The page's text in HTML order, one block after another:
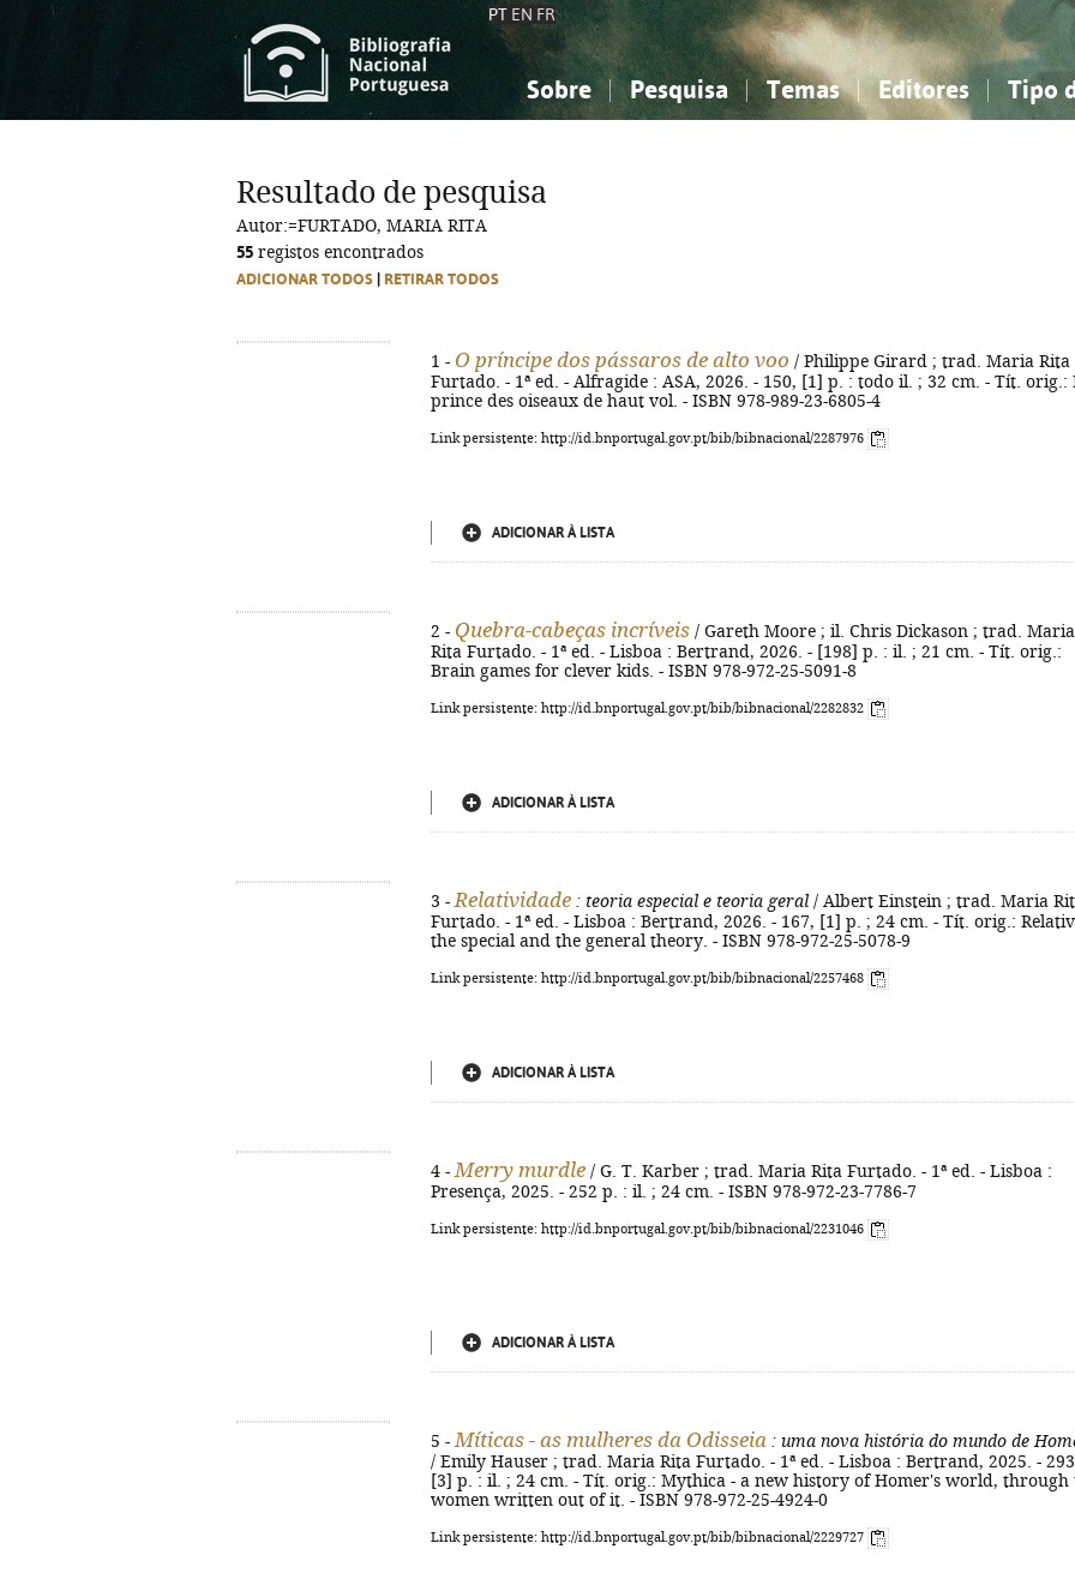
PT EN FR
Sobre Pesquisa Temas
Ciências sociais...
Editores Tipo
Ciências sociais...
Resultado de pesquisa
Autor:=FURTADO, MARIA RITA
55 registos encontrados
ADICIONAR TODOS RETIRAR TODOS
1 - O príncipe dos pássaros de alto voo / Philippe Girard ; trad. Maria Rita
Furtado. - 1ª ed. - Alfragide : ASA, 2026. - 150, [1] p. : todo il. ; 32 cm. - Tít. orig.:
prince des oiseaux de haut vol. - ISBN 978-989-23-6805-4
Link persistente: http://id.bnportugal.gov.pt/bib/bibnacional/2287976
ADICIONAR À LISTA
2 - Quebra-cabeças incríveis / Gareth Moore ; il. Chris Dickason ; trad. Maria
Rita Furtado. - 1ª ed. - Lisboa : Bertrand, 2026. - [198] p. : il. ; 21 cm. - Tít. orig.:
Brain games for clever kids. - ISBN 978-972-25-5091-8
Link persistente: http://id.bnportugal.gov.pt/bib/bibnacional/2282832
ADICIONAR À LISTA
3 - Relatividade : teoria especial e teoria geral / Albert Einstein ; trad. Maria
Furtado. - 1ª ed. - Lisboa : Bertrand, 2026. - 167, [1] p. ; 24 cm. - Tít. orig.:
the special and the general theory. - ISBN 978-972-25-5078-9
Link persistente: http://id.bnportugal.gov.pt/bib/bibnacional/2257468
ADICIONAR À LISTA
4 - Merry murdle / G. T. Karber ; trad. Maria Rita Furtado. - 1ª ed. - Lisboa :
Presença, 2025. - 252 p. : il. ; 24 cm. - ISBN 978-972-23-7786-7
Link persistente: http://id.bnportugal.gov.pt/bib/bibnacional/2231046
ADICIONAR À LISTA
5 - Míticas - as mulheres da Odisseia : uma nova história do mundo de
/ Emily Hauser ; trad. Maria Rita Furtado. - 1ª ed. - Lisboa : Bertrand, 2025. -
[3] p. : il. ; 24 cm. - Tít. orig.: Mythica - a new history of Homer's world, through
women written out of it. - ISBN 978-972-25-4924-0
Link persistente: http://id.bnportugal.gov.pt/bib/bibnacional/2229727